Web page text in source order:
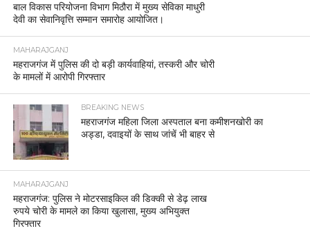
बाल विकास परियोजना विभाग मिठौरा में मुख्य सेविका माधुरी
देवी का सेवानिवृत्ति सम्मान समारोह आयोजित।
MAHARAJGANJ
महराजगंज में पुलिस की दो बड़ी कार्यवाहियां, तस्करी और चोरी
के मामलों में आरोपी गिरफ्तार
BREAKING NEWS
महराजगंज महिला जिला अस्पताल बना कमीशनखोरी का
अड्डा, दवाइयों के साथ जांचें भी बाहर से
MAHARAJGANJ
महराजगंज: पुलिस ने मोटरसाइकिल की डिक्की से डेढ़ लाख
रुपये चोरी के मामले का किया खुलासा, मुख्य अभियुक्त
गिरफ्तार